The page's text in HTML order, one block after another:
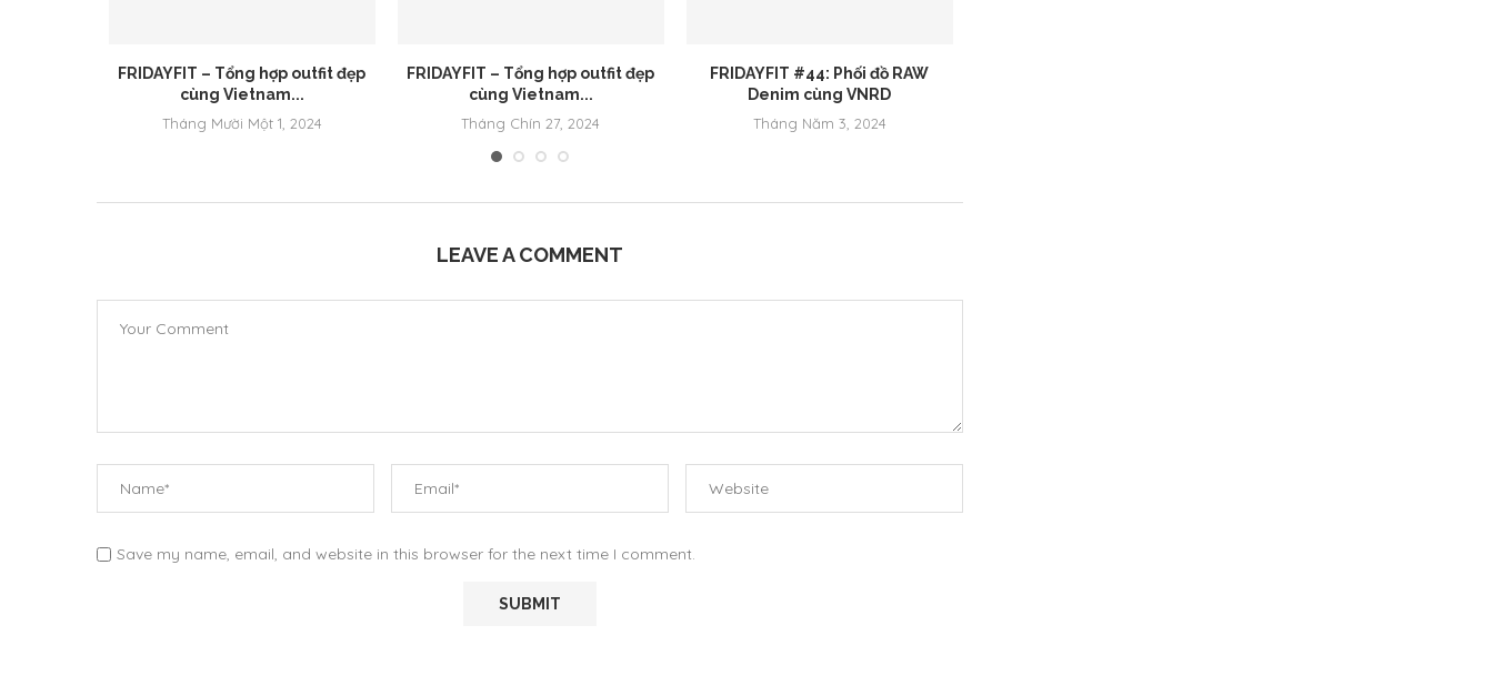
FRIDAYFIT – Tổng hợp outfit đẹp
cùng Vietnam...
Tháng Mười Một 1, 2024
FRIDAYFIT – Tổng hợp outfit đẹp
cùng Vietnam...
Tháng Chín 27, 2024
FRIDAYFIT #44: Phối đồ RAW
Denim cùng VNRD
Tháng Năm 3, 2024
LEAVE A COMMENT
Save my name, email, and website in this browser for the next time I comment.